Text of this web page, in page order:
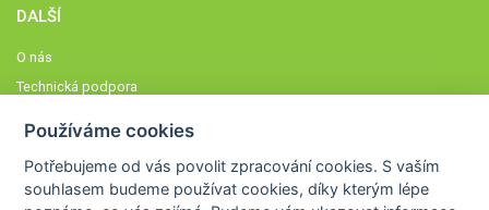
DALŠÍ
O nás
Technická podpora
Členové STOBklubu
Zásady nakládání s osobními údaji
Používáme cookies
Potřebujeme od vás povolit zpracování cookies. S vaším
souhlasem budeme používat cookies, díky kterým lépe